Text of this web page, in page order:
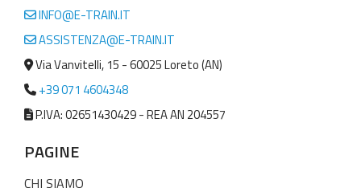
INFO@E-TRAIN.IT
ASSISTENZA@E-TRAIN.IT
Via Vanvitelli, 15 - 60025 Loreto (AN)
+39 071 4604348
P.IVA: 02651430429 - REA AN 204557
PAGINE
CHI SIAMO